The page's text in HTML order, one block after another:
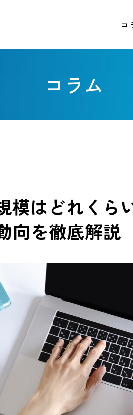
コ
コラム
模はどれくら
を徹底解説